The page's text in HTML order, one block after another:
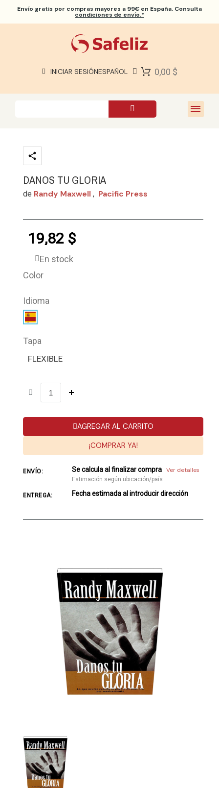
Envío gratis por compras mayores a 99€ en España. Consulta
condiciones de envío.*
INICIAR SESIÓNESPAÑOL 0,00 $
DANOS TU GLORIA
de Randy Maxwell , Pacific Press
19,82 $
En stock
Color
Idioma
Tapa
FLEXIBLE
AGREGAR AL CARRITO
¡COMPRAR YA!
ENVÍO: Se calcula al finalizar compra Ver detalles
Estimación según ubicación/país
ENTREGA: Fecha estimada al introducir dirección